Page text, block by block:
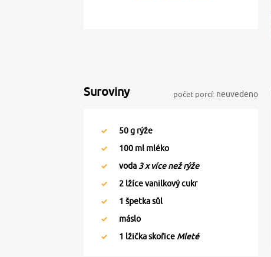
Suroviny počet porcí: neuvedeno
50g rýže
100 ml mléko
voda 3 x více než rýže
2 lžíce vanilkový cukr
1 špetka sůl
máslo
1 lžička skořice Mleté